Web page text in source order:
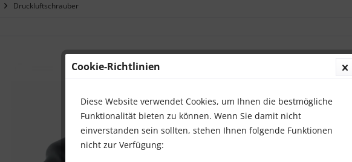
Druckluftschrauber
59,00
Inhalt:1 Stück
Cookie-Richtlinien
Diese Website verwendet Cookies, um Ihnen die bestmögliche
Funktionalität bieten zu können. Wenn Sie damit nicht
einverstanden sein sollten, stehen Ihnen folgende Funktionen
nicht zur Verfügung: